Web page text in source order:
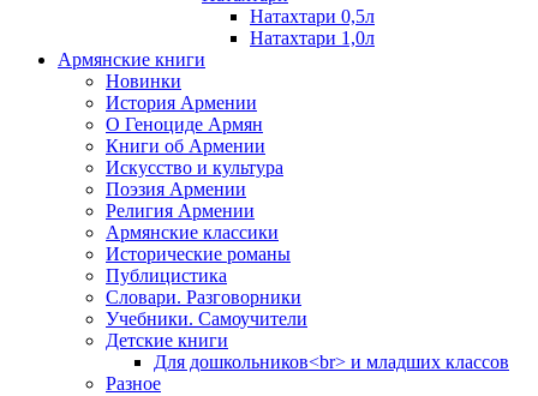
Натахтари 0,5л
Натахтари 1,0л
Армянские книги
Новинки
История Армении
О Геноциде Армян
Книги об Армении
Иcкусство и культура
Поэзия Армении
Религия Армении
Армянские классики
Исторические романы
Публицистика
Словари. Разговорники
Учебники. Самоучители
Детские книги
Для дошкольников<br> и младших классов
Разное